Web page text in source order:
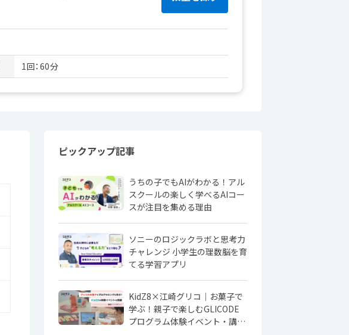
1回：60分
ピックアップ記事
うちの子でもAIがわかる！アル
スクールの楽しく学べるAIコー
スが注目を集める理由
ソニーのロジックラボと思考力
チャレンジ 小学生の理数脳を育
てる学習アプリ
KidZ8×江崎グリコ｜お菓子で
学ぶ！親子で楽しむGLICODE
プログラム体験イベント・講師